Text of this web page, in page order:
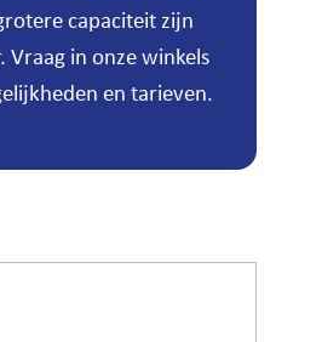
capaciteit zijn
Vraag in onze winkels
en tarieven.